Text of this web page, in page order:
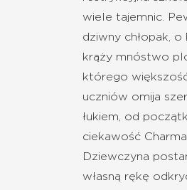
wiele tajemnic.
dziwny chłopak,
krąży mnóstwo
którego
uczniów omija
łukiem, od
ciekawość
Dziewczyna
własną rękę